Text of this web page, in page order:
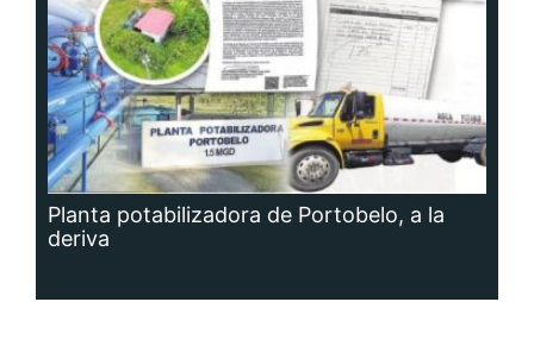
Planta potabilizadora de Portobelo, a la
deriva